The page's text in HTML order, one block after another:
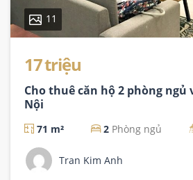
11
17 triệu
Cho thuê căn hộ 2 phòng ngủ
Nội
71 m² 2 Phòng ngủ
Tran Kim Anh